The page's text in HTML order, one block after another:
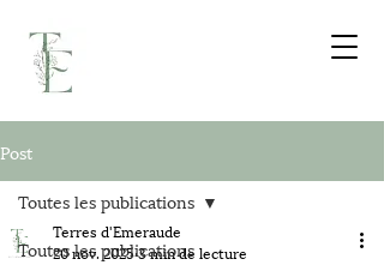
Post
Toutes les publications
Toutes les publications
Terres d'Emeraude
20 nov. 20253 min de lecture